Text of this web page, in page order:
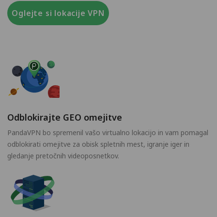
Oglejte si lokacije VPN
Odblokirajte GEO omejitve
PandaVPN bo spremenil vašo virtualno lokacijo in vam pomagal
odblokirati omejitve za obisk spletnih mest, igranje iger in
gledanje pretočnih videoposnetkov.